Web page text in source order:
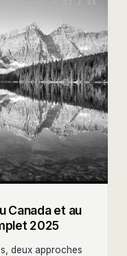
— 02 / 08
Canada et au
2025
deux approches